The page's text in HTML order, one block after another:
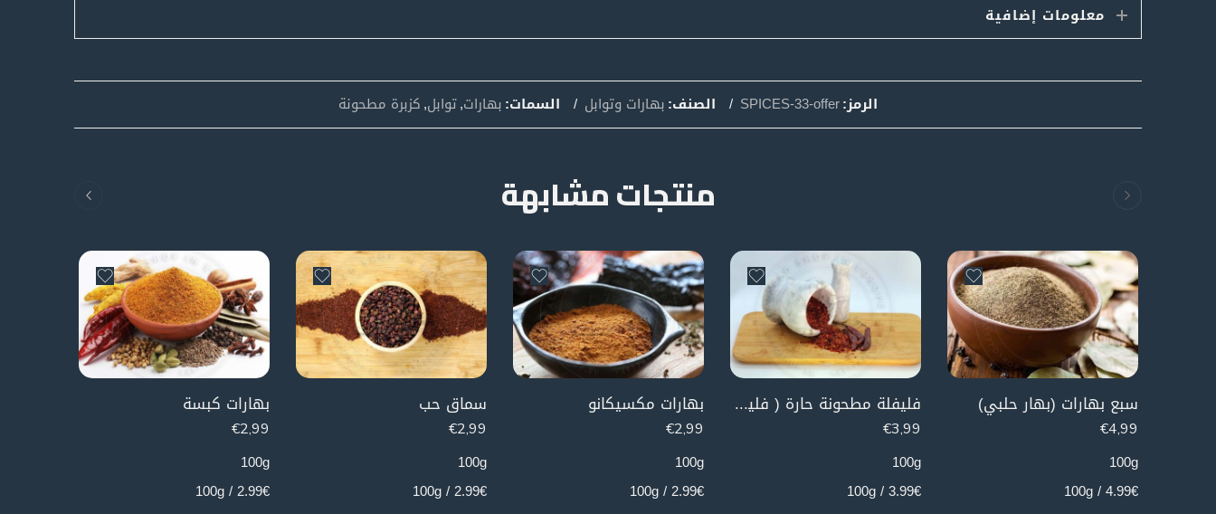
معلومات إضافية
الرمز:SPICES-33-offer الصنف:بهارات وتوابل السمات:بهارات,توابل,كزبرة مطحونة
منتجات مشابهة
سبع بهارات (بهار حلبي)
€4,99
100g
4.99€ / 100g
فليفلة مطحونة حارة ( فليفلة حلبية )
€3,99
100g
3.99€ / 100g
بهارات مكسيكانو
€2,99
100g
2.99€ / 100g
سماق حب
€2,99
100g
2.99€ / 100g
بهارات كبسة
€2,99
100g
2.99€ / 100g